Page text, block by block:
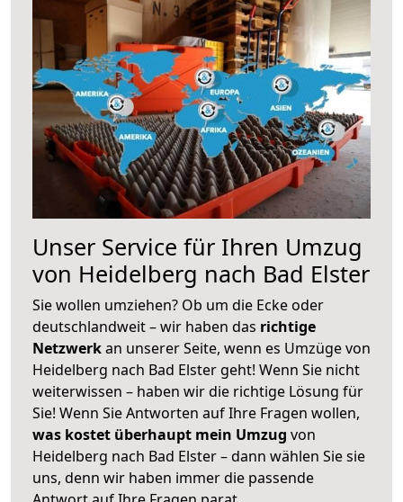
Unser Service für Ihren Umzug
von Heidelberg nach Bad Elster
Sie wollen umziehen? Ob um die Ecke oder
deutschlandweit – wir haben das richtige
Netzwerkan unserer Seite, wenn es Umzüge von
Heidelberg nach Bad Elster geht! Wenn Sie nicht
weiterwissen – haben wir die richtige Lösung für
Sie! Wenn Sie Antworten auf Ihre Fragen wollen,
was kostet überhaupt mein Umzug von
Heidelberg nach Bad Elster – dann wählen Sie sie
uns, denn wir haben immer die passende